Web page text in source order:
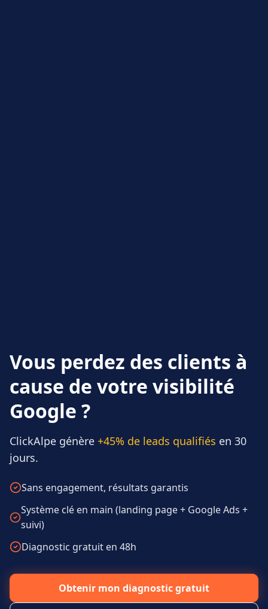
Vous perdez des clients à
cause de votre visibilité
Google ?
ClickAlpe génère +45% de leads qualifiés en 30
jours.
Sans engagement, résultats garantis
Système clé en main (landing page + Google Ads +
suivi)
Diagnostic gratuit en 48h
Obtenir mon diagnostic gratuit